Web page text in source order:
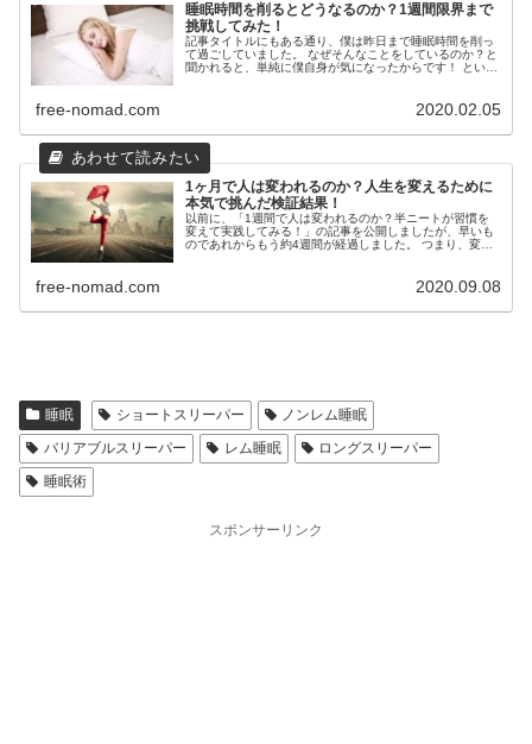
睡眠時間を削るとどうなるのか？1週間限界まで
挑戦してみた！
記事タイトルにもある通り、僕は昨日まで睡眠時間を削っ
て過ごしていました。 なぜそんなことをしているのか？と
聞かれると、単純に僕自身が気になったからです！ という
free-nomad.com 2020.02.05
1ヶ月で人は変われるのか？人生を変えるために
本気で挑んだ検証結果！
以前に、「1週間で人は変われるのか？半ニートが習慣を
変えて実践してみる！」の記事を公開しましたが、早いも
のであれからもう約4週間が経過しました。 つまり、変わ
free-nomad.com 2020.09.08
睡眠 ショートスリーパー
ノンレム睡眠
バリアブルスリーパー
レム睡眠
ロングスリーパー
睡眠術
スポンサーリンク